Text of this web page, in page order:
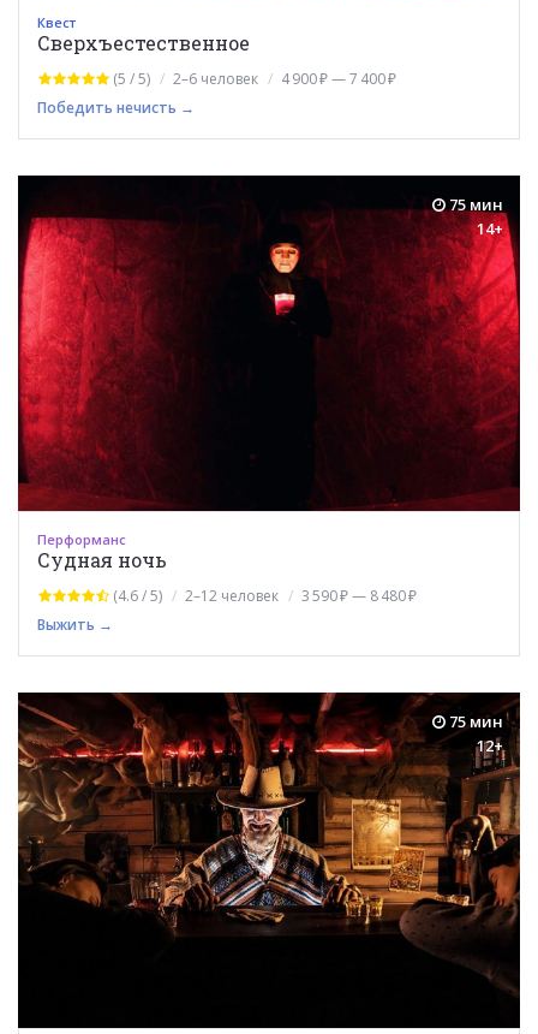
Квест
Сверхъестественное
(5 / 5) 2–6 человек
4 900 ₽ — 7 400 ₽
Победить нечисть →
75 мин
14+
Перформанс
Судная ночь
(4.6 / 5) 2–12 человек
3 590 ₽ — 8 480 ₽
Выжить →
75 мин
12+